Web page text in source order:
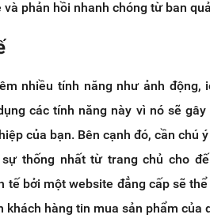
và phản hồi nhanh chóng từ ban
nhiều tính năng như ảnh động,
các tính năng này vì nó sẽ
của bạn. Bên cạnh đó, cần chú
thống nhất từ trang chủ cho
tế bởi một website đẳng cấp sẽ
khách hàng tin mua sản phẩm của